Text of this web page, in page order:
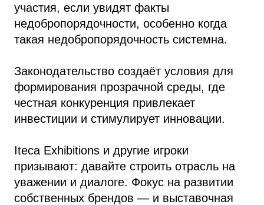
участия, если увидят факты
недобропорядочности, особенно когда
такая недобропорядочность системна.
Законодательство создаёт условия для
формирования прозрачной среды, где
честная конкуренция привлекает
инвестиции и стимулирует инновации.
Iteca Exhibitions и другие игроки
призывают: давайте строить отрасль на
уважении и диалоге. Фокус на развитии
собственных брендов — и выставочная